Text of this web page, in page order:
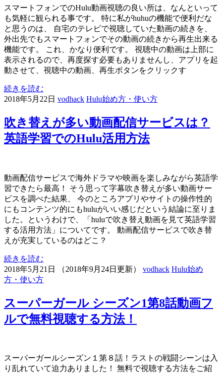
スマートフォンでのHulu動画視聴の良い所は、なんといって
も気軽に観られる事です。 特に私がhuhuの機能で便利だな
と思うのは、 自宅のテレビで視聴していた動画の続きを、
外出先でもスマートフォンでその動画の続きから再生出来る
機能です。 これ、かなり便利です。 視聴中の動画は上部に
表示されるので、再度探す必要もありませんし、アプリを起
動させて、視聴中の動画、再生ボタンをクリックす
続きを読む
2018年5月22日 vodhack Hulu始め方・使い方
吹き替えが多い動画配信サービスは？
英語学習でのHulu活用方法
動画配信サービスで海外ドラマや映画を楽しみながら英語学
習できたら最高！ そう思って字幕吹き替えが多い動画サー
ビスを調べた結果、 今のところアプリやサイトの操作性的
にもコンテンツ的にもhuluがいい感じだという結論に至りま
した。というわけで、「huluで吹き替え動画を見て英語学習
する活用方法」についてです。 動画配信サービスで吹き替
えが充実しているのはどこ？
続きを読む
2018年5月21日
（2018年9月24日更新） vodhack Hulu始め
方・使い方
スーパーガール シーズン1第8話動画フ
ルで無料視聴する方法！
スーパーガールシーズン１第８話！ラストの戦闘シーンは入
り乱れていて迫力ありました！ 無料で視聴する方法をご紹